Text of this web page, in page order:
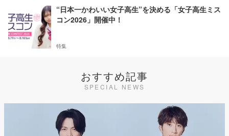
“日本一かわいい女子高生”を決める「女子高生ミス
コン2026」開催中！
特集
おすすめ記事
SPECIAL NEWS